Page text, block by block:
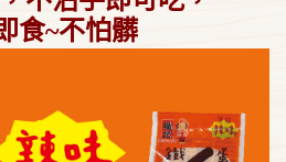
食~不怕髒